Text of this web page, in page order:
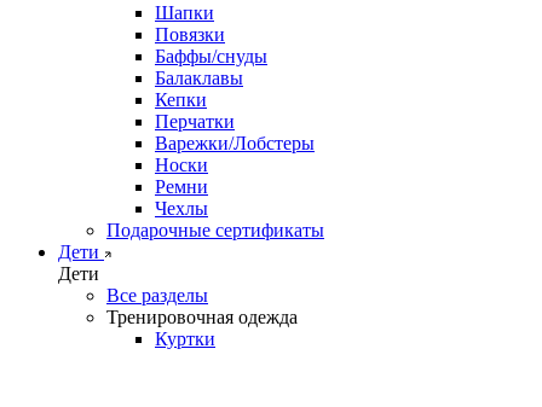
Шапки
Повязки
Баффы/снуды
Балаклавы
Кепки
Перчатки
Варежки/Лобстеры
Носки
Ремни
Чехлы
Подарочные сертификаты
Дети
Дети
Все разделы
Тренировочная одежда
Куртки